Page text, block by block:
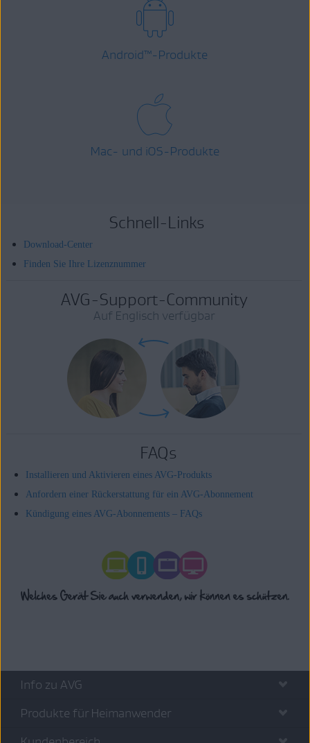
Android™-Produkte
Mac- und iOS-Produkte
Schnell-Links
Download-Center
Finden Sie Ihre Lizenznummer
AVG-Support-Community
Auf Englisch verfügbar
FAQs
Installieren und Aktivieren eines AVG-Produkts
Anfordern einer Rückerstattung für ein AVG-Abonnement
Kündigung eines AVG-Abonnements – FAQs
Info zu AVG
Produkte für Heimanwender